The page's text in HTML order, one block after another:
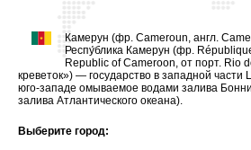
Камерун (фр. Cameroun, англ.
Респу́блика Камерун (фр.
Republic of Cameroon, от порт. Rio
креветок») — государство в западной
юго-западе омываемое водами залива Бонни
залива Атлантического океана).
Выберите город: